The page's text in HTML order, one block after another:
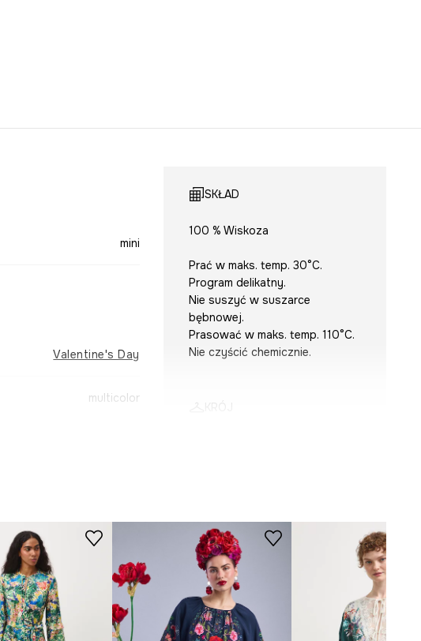
mini
Valentine's Day
multicolor
SKŁAD
100 % Wiskoza
Prać w maks. temp. 30°C.
Program delikatny.
Nie suszyć w suszarce
bębnowej.
Prasować w maks. temp. 110°C.
Nie czyścić chemicznie.
WYMIARY
Modelka na zdjęciu ma 174 cm
wzrostu i ma na sobie rozmiar S.
Zobacz wymiary produktu